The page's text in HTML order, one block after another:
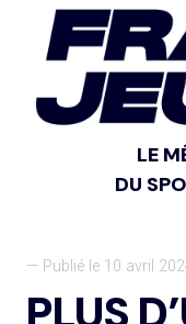
LE
DU
— Publié le 10 avril